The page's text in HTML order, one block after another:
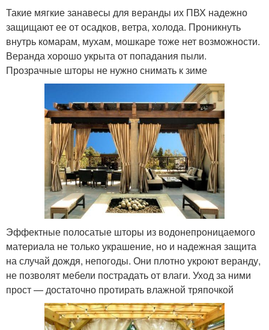
Такие мягкие занавесы для веранды их ПВХ надежно
защищают ее от осадков, ветра, холода. Проникнуть
внутрь комарам, мухам, мошкаре тоже нет возможности.
Веранда хорошо укрыта от попадания пыли.
Прозрачные шторы не нужно снимать к зиме
Эффектные полосатые шторы из водонепроницаемого
материала не только украшение, но и надежная защита
на случай дождя, непогоды. Они плотно укроют веранду,
не позволят мебели пострадать от влаги. Уход за ними
прост — достаточно протирать влажной тряпочкой